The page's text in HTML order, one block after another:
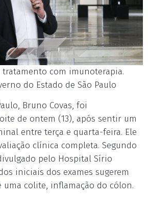
tratamento com imunoterapia.
do Estado de São Paulo
Bruno Covas, foi
de ontem (13), após sentir um
entre terça e quarta-feira. Ele
clínica completa. Segundo
pelo Hospital Sírio
iniciais dos exames sugerem
uma colite, inflamação do cólon.